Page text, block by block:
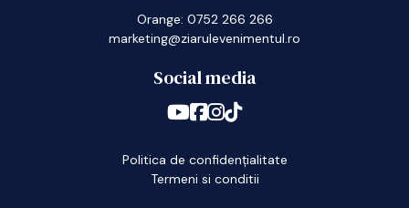
Orange: 0752 266 266
marketing@ziarulevenimentul.ro
Social media
Politica de confidențialitate
Termeni si conditii